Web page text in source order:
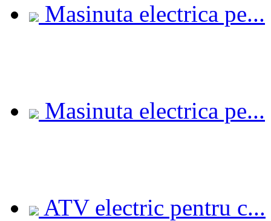
Masinuta electrica pe...
Masinuta electrica pe...
ATV electric pentru c...